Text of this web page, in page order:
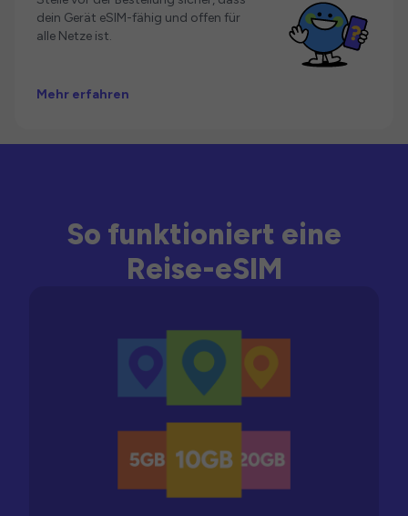
dein Gerät eSIM-fähig und offen für
alle Netze ist.
Mehr erfahren
So funktioniert eine
Reise-eSIM